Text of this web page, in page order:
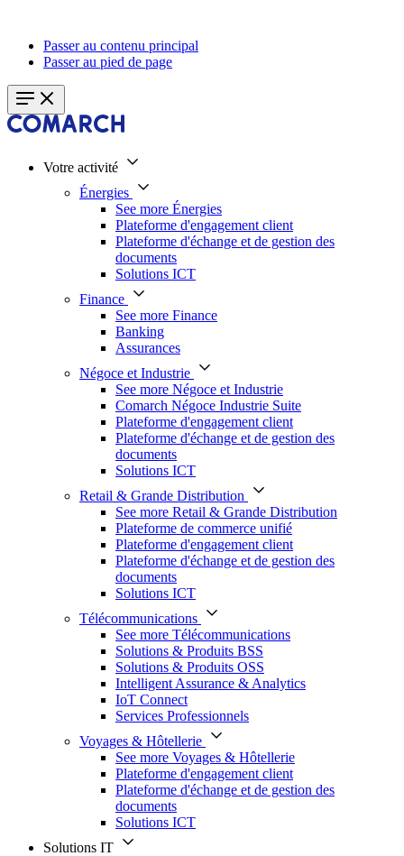
Passer au contenu principal
Passer au pied de page
Votre activité
Énergies
See more Énergies
Plateforme d'engagement client
Plateforme d'échange et de gestion des
documents
Solutions ICT
Finance
See more Finance
Banking
Assurances
Négoce et Industrie
See more Négoce et Industrie
Comarch Négoce Industrie Suite
Plateforme d'engagement client
Plateforme d'échange et de gestion des
documents
Solutions ICT
Retail & Grande Distribution
See more Retail & Grande Distribution
Plateforme de commerce unifié
Plateforme d'engagement client
Plateforme d'échange et de gestion des
documents
Solutions ICT
Télécommunications
See more Télécommunications
Solutions & Produits BSS
Solutions & Produits OSS
Intelligent Assurance & Analytics
IoT Connect
Services Professionnels
Voyages & Hôtellerie
See more Voyages & Hôtellerie
Plateforme d'engagement client
Plateforme d'échange et de gestion des
documents
Solutions ICT
Solutions IT